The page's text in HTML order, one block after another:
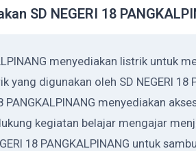
SD NEGERI 18
menyediakan listrik untuk
yang digunakan oleh SD NEGERI 18
PANGKALPINANG menyediakan
kegiatan belajar mengajar
18 PANGKALPINANG untuk